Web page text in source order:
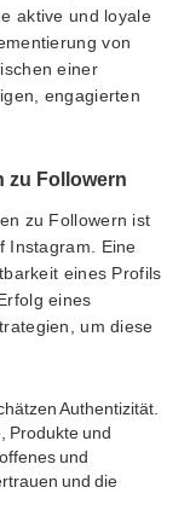
aktive und loyale
von
einer
engagierten
zu Followern
zu Followern ist
Instagram. Eine
eines Profils
eines
um diese
Authentizität.
Produkte und
und
und die